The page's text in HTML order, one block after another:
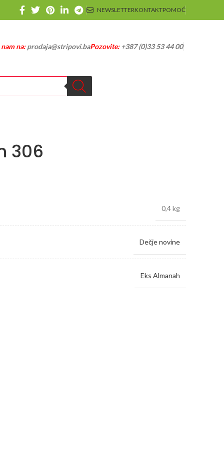
NEWSLETTERKONTAKTPOMOĆ
na:prodaja@stripovi.baPozovite:+387 (0)33 53 44 00
306
0,4 kg
Dečje novine
Eks Almanah